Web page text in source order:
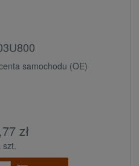
samochodu (OE)
zł
szt.